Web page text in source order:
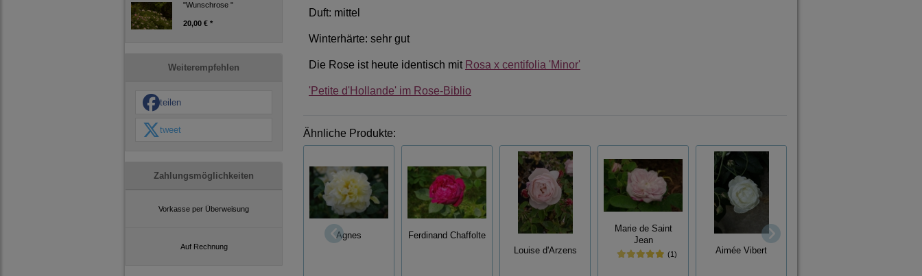
"Wunschrose "
20,00 € *
Weiterempfehlen
teilen
tweet
Zahlungsmöglichkeiten
Vorkasse per Überweisung
Auf Rechnung
Duft: mittel
Winterhärte: sehr gut
Die Rose ist heute identisch mit Rosa x centifolia 'Minor'
'Petite d'Hollande' im Rose-Biblio
Ähnliche Produkte:
Agnes Ferdinand Chaffolte
Louise d'Arzens
Marie de Saint
Jean
(1) Aimée Vibert